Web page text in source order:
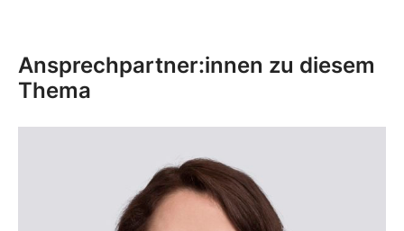
Ansprechpartner:innen zu diesem
Thema